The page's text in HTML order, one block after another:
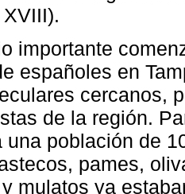
importante
españoles en
cercanos,
de la región.
una población de
pames,
mulatos ya